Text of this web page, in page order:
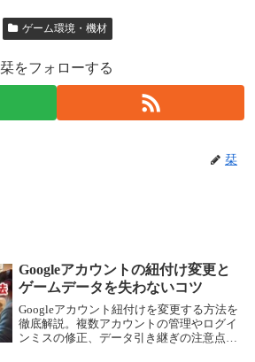
ゲーム環境・機材
栞をフォローする
栞
Googleアカウントの紐付け変更と
ゲームデータを失わないコツ
Googleアカウント紐付けを変更する方法を
徹底解説。複数アカウントの管理やログイ
ンミスの修正、データ引き継ぎの注意点も